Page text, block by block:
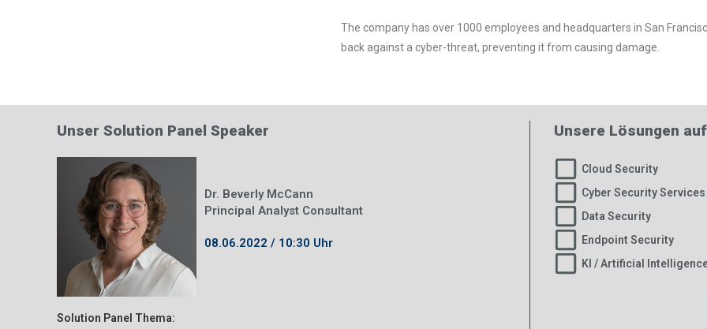
The company has over 1000 employees and headquarters in San
back against a cyber-threat, preventing it from causing damage.
Unser Solution Panel Speaker
Dr. Beverly McCann
Principal Analyst Consultant
08.06.2022 / 10:30 Uhr
Solution Panel Thema:
Unsere Lösungen
Cloud Security
Cyber Security Services
Data Security
Endpoint Security
KI / Artificial